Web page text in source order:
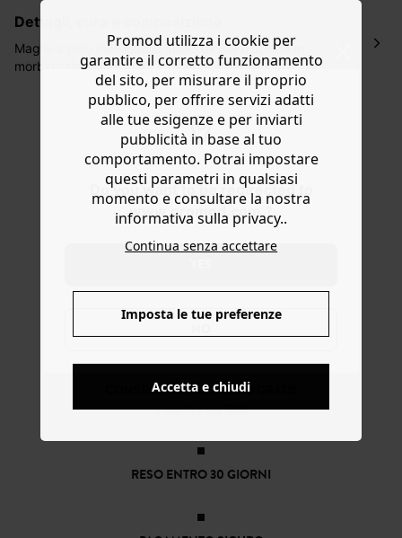
Do you want to be redirected to
www.promod.com ?
lavorativi all'indirizzo da te indicato nella fase di
ordinazione, al costo di 4 € per ordini inferiori a 50 €.
Hai 30 gg. per restituire o cambiare gli articoli a
decorrere dalla data dell’avvenuta ricezione.
dettagli, cura e composizione
Maglia a polo indossabile abbottonata o aperta in
morbido filato arricchita con alpaca per renderla più
calda e impreziosita dalla delicata lavorazione a traforo e
dai bottoni tono su tono del colletto a polo. Linea
leggermente più stretta in fondo, maniche lunghe, fondo
dritto e bordi a coste.
CONSEGNA A DOMICILIO GRATIS
a partire da 50€
RESO ENTRO 30 GIORNI
Promod utilizza i cookie per
garantire il corretto funzionamento
del sito, per misurare il proprio
pubblico, per offrire servizi adatti
alle tue esigenze e per inviarti
pubblicità in base al tuo
comportamento. Potrai impostare
questi parametri in qualsiasi
momento e consultare la nostra
informativa sulla privacy..
Continua senza accettare
Imposta le tue preferenze
Accetta e chiudi